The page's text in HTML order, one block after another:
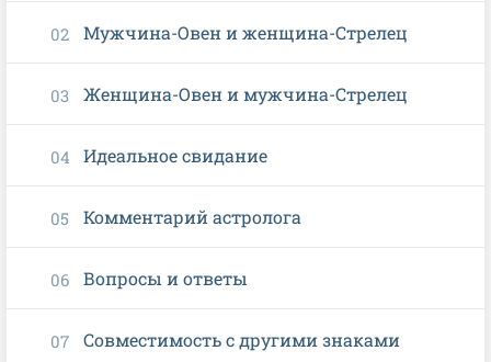
Мужчина-Овен и женщина-Стрелец
Женщина-Овен и мужчина-Стрелец
Идеальное свидание
Комментарий астролога
Вопросы и ответы
Совместимость с другими знаками